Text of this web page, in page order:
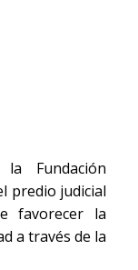
Fundación
predio judicial
favorecer la
a través de la